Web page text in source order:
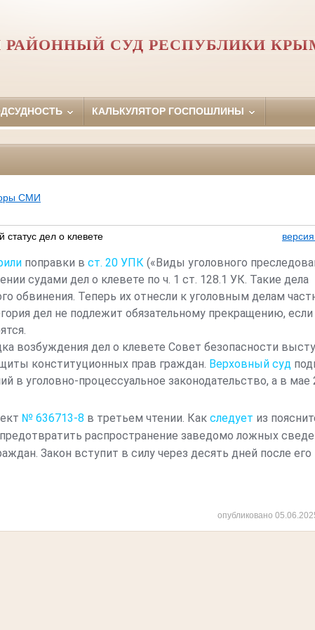
СУД РЕСПУБЛИКИ
КАЛЬКУЛЯТОР ГОСПОШЛИНЫ
СМИ
дел о клевете
поправки в ст. 20 УПК(«Виды уголовного
судами дел о клевете по ч. 1 ст. 128.1 УК. Такие дела
обвинения. Теперь их отнесли к уголовным делам
дел не подлежит обязательному прекращению, если
возбуждения дел о клевете Совет безопасности
конституционных прав граждан. Верховный суд
в уголовно-процессуальное законодательство, а в мае
№ 636713-8в третьем чтении. Как следует из
распространение заведомо ложных
Закон вступит в силу через десять дней после его
опубликовано